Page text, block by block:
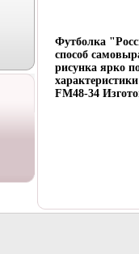
Футболка
способ
рисунка ярко
FM48-34